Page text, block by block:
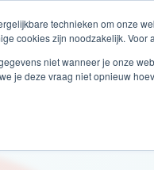
technieken om onze
cookies zijn noodzakelijk.
niet wanneer je onze
je deze vraag niet opnieuw